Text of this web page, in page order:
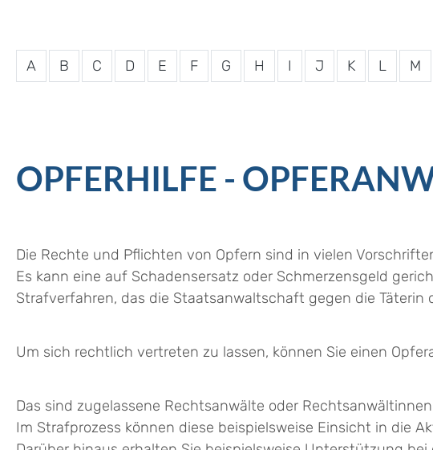
A B C D E F G H I J K L M
OPFERHILFE -
Die Rechte und Pflichten von Opfern sind in vielen
Es kann eine auf Schadensersatz oder Schmerzensgeld
Strafverfahren, das die Staatsanwaltschaft gegen die Täterin
Um sich rechtlich vertreten zu lassen, können Sie einen
Das sind zugelassene Rechtsanwälte oder
Im Strafprozess können diese beispielsweise Einsicht in die